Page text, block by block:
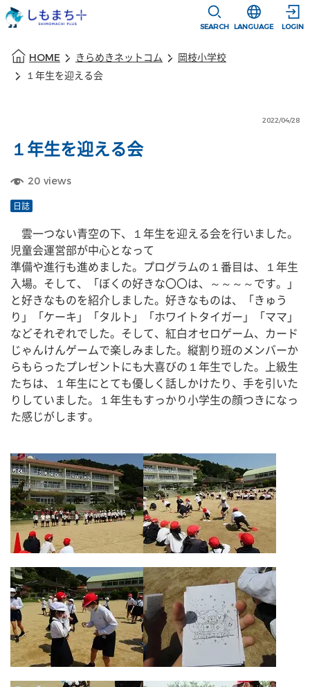
SEARCH
選択すると言
LANGUAGE LOGIN
HOME きらめきネットコム
岡枝小学校
１年生を迎える会
2022/04/28
１年生を迎える会
20 views
日誌
雲一つない青空の下、１年生を迎える会を行いました。
児童会運営部が中心となって
準備や進行も進めました。プログラムの１番目は、１年生
入場。そして、「ぼくの好きな〇〇は、～～～～です。」
と好きなものを紹介しました。好きなものは、「きゅう
り」「ケーキ」「タルト」「ホワイトタイガー」「ママ」
などそれぞれでした。そして、紅白オセロゲーム、カード
じゃんけんゲームで楽しみました。縦割り班のメンバーか
らもらったプレゼントにも大喜びの１年生でした。上級生
たちは、１年生にとても優しく話しかけたり、手を引いた
りしていました。１年生もすっかり小学生の顔つきになっ
た感じがします。